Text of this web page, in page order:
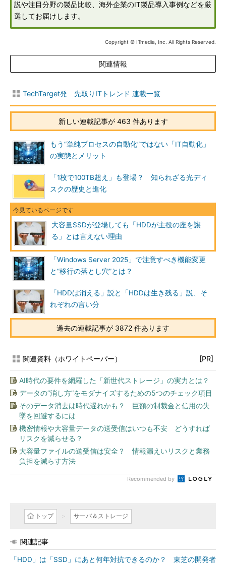
説や注目分野の製品比較、海外企業のIT製品導入事例などを厳
選してお届けします。
Copyright © ITmedia, Inc. All Rights Reserved.
関連情報
TechTarget発 先取りITトレンド 連載一覧
新しい連載記事が 463 件あります
もう“単純プロセスの自動化”ではない「IT自動化」
の実態とメリット
「1枚で100TB超え」も登場？ 知られざる光ディ
スクの歴史と進化
大容量SSDが登場しても「HDDが主役の座を譲
る」とは言えない理由
「Windows Server 2025」で注意すべき機能変更
と“移行の落とし穴”とは？
「HDDは消える」説と「HDDは生き残る」説、そ
れぞれの言い分
過去の連載記事が 3872 件あります
関連資料（ホワイトペーパー） [PR]
AI時代の要件を網羅した「新世代ストレージ」の実力とは？
データの“消し方”をモダナイズするための5つのチェック項目
そのデータ消去は時代遅れかも？ 巨額の制裁金と信用の失
墜を回避するには
機密情報や大容量データの送受信はいつも不安 どうすれば
リスクを減らせる？
大容量ファイルの送受信は安全？ 情報漏えいリスクと業務
負担を減らす方法
Recommended by
トップ サーバ＆ストレージ
関連記事
「HDD」は「SSD」にあと何年対抗できるのか？ 東芝の開発者